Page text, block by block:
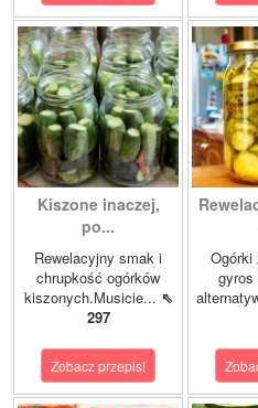
Kiszone inaczej,
po...
Rewelacyjny smak i
chrupkość ogórków
kiszonych.Musicie... ⇖
297
Zobacz przepis!
Ogórki
gyros